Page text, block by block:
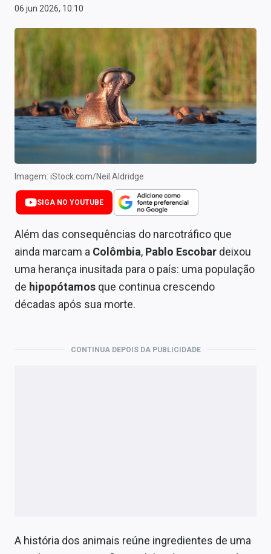
Newsletters
Cotações
Comprar ou vender?
Carteiras Recomendadas
Central de Dividendos
Central de Fundos Imobiliários
Central dos IPOs
Renda Fixa
Finanças Pessoais
Mercados
Economia
Empresas
06 jun 2026, 10:10
Imagem: iStock.com/Neil Aldridge
SIGA NO YOUTUBE
Além das consequências do narcotráfico que
ainda marcam a Colômbia, Pablo Escobar deixou
uma herança inusitada para o país: uma população
de hipopótamos que continua crescendo
décadas após sua morte.
CONTINUA DEPOIS DA PUBLICIDADE
A história dos animais reúne ingredientes de uma